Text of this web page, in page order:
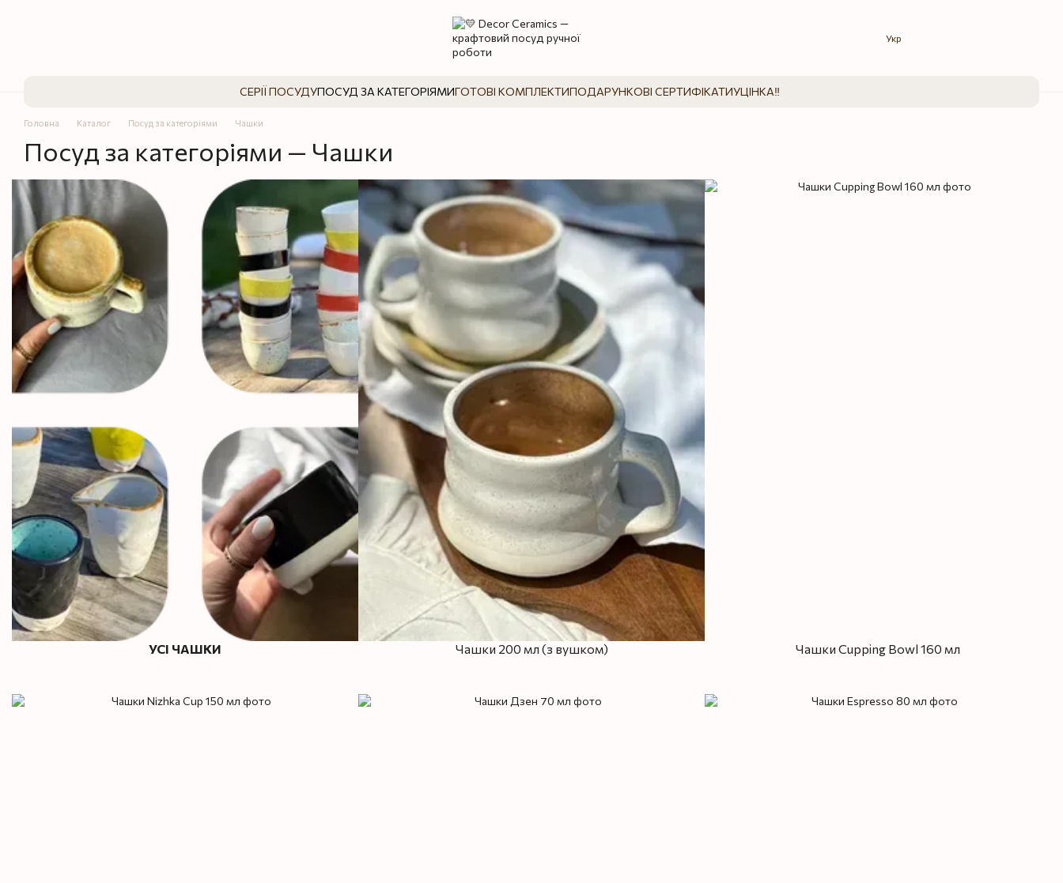
Укр
СЕРІЇ ПОСУДУПОСУД ЗА КАТЕГОРІЯМИГОТОВІ КОМПЛЕКТИПОДАРУНКОВІ СЕРТИФІКАТИУЦІНКА‼️
Головна Каталог Посуд за категоріями Чашки
Посуд за категоріями — Чашки
УСІ ЧАШКИ Чашки 200 мл (з вушком) Чашки Cupping Bowl 160 мл